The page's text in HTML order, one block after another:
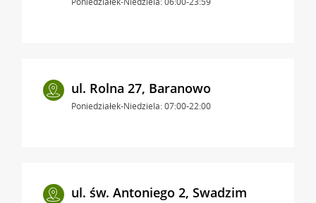
ul. Rolna 27, Baranowo
Poniedziałek-Niedziela: 07:00-22:00
ul. św. Antoniego 2, Swadzim